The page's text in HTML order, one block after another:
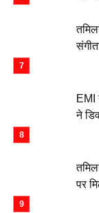
EMI
ने
पर